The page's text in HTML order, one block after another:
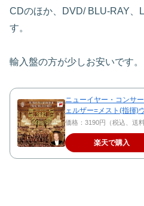
CDのほか、DVD/ BLU-RAY、
す。
輸入盤の方が少しお安いです。
ニューイヤー・コンサ
ェルザー=メスト(指揮)
価格：3190円（税込、送
楽天で購入